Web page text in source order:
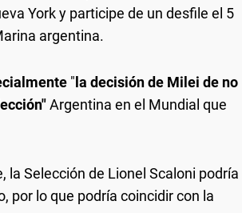
York y participe de un desfile el 5
argentina.
" la decisión de Milei de no
Argentina en el Mundial que
la Selección de Lionel Scaloni podría
por lo que podría coincidir con la